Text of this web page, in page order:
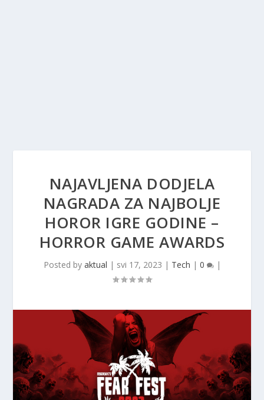
NAJAVLJENA DODJELA
NAGRADA ZA NAJBOLJE
HOROR IGRE GODINE –
HORROR GAME AWARDS
Posted by aktual | svi 17, 2023 | Tech | 0 |